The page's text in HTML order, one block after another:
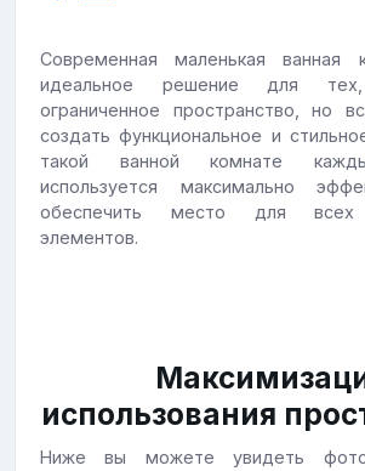
Современная маленькая
идеальное решение для
ограниченное пространство, но
создать функциональное и
такой ванной комнате
используется максимально
обеспечить место для всех
элементов.
использования
Ниже вы можете увидеть фото